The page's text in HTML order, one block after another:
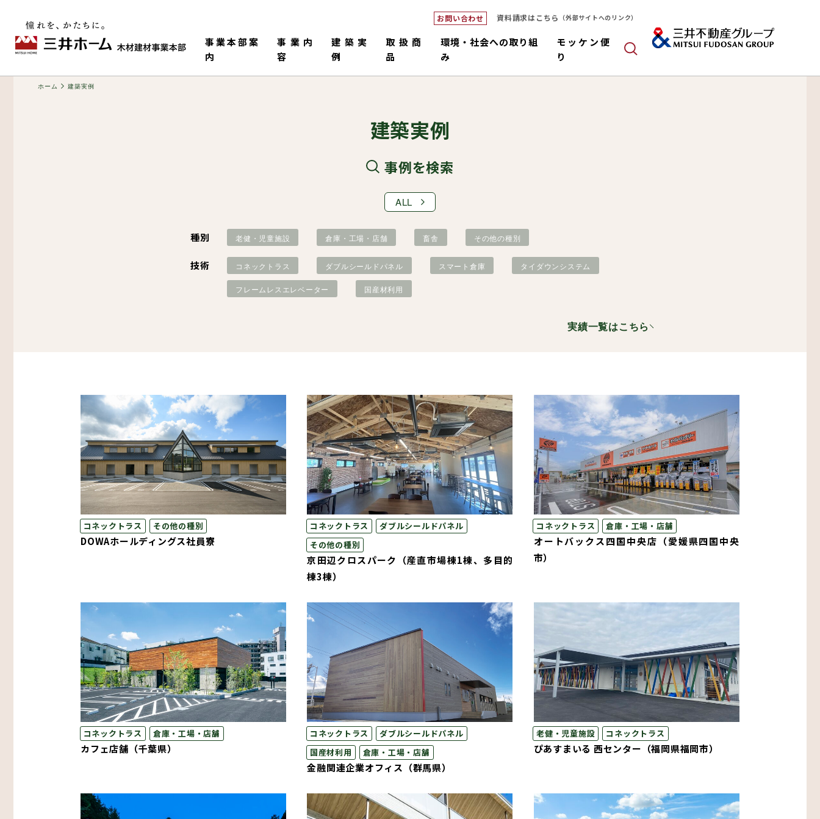
お問い合わせ 資料請求はこちら （外部サイトへのリンク）
事業本部案
内
事業本部情報 販売・施工 設計・積算
事業内
容
構造材 国産材 中大規模木造
建築実
例
老健・児童施設 倉庫・工場・店舗 畜舎
取扱商
品
M-HR工法（木造でつくるピロ
コネックトラス ダブルシールドパネル
プレカット構造材 NLTコンテナ
環境・社会への取り組
み
モッケン便
り
ホーム 建築実例
建築実例
事例を検索
ALL
種別 老健・児童施設 倉庫・工場・店舗 畜舎 その他の種別
技術 コネックトラス ダブルシールドパネル スマート倉庫 タイダウンシステム
フレームレスエレベーター 国産材利用
実績一覧はこちら
コネックトラス その他の種別
DOWAホールディングス社員寮
コネックトラス
ダブルシールドパネル
その他の種別
京田辺クロスパーク（産直市場棟1棟、多目的
棟3棟）
コネックトラス 倉庫・工場・店舗
オートバックス四国中央店（愛媛県四国中央
市）
コネックトラス 倉庫・工場・店舗
カフェ店舗（千葉県）
コネックトラス
ダブルシールドパネル
国産材利用
倉庫・工場・店舗
金融関連企業オフィス（群馬県）
老健・児童施設 コネックトラス
ぴあすまいる 西センター（福岡県福岡市）